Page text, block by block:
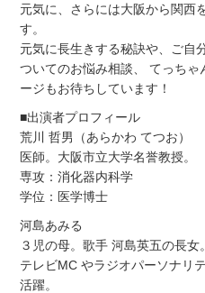
元気に、さらには大阪から関西
す。
元気に長生きする秘訣や、ご自
ついてのお悩み相談、 てっち
ージもお待ちしています！
■出演者プロフィール
荒川 哲男（あらかわ てつお）
医師。大阪市立大学名誉教授。
専攻：消化器内科学
学位：医学博士
河島あみる
３児の母。歌手 河島英五の長女。
テレビMC やラジオパーソナリ
活躍。